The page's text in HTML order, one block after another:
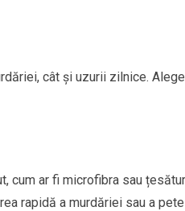
cât și uzurii zilnice. Alege
cum ar fi microfibra sau
rapidă a murdăriei sau a